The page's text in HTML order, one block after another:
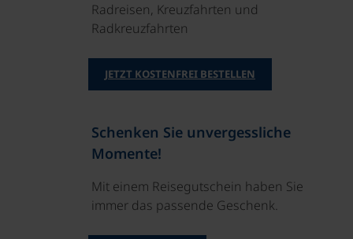
Radreisen, Kreuzfahrten und
Radkreuzfahrten
JETZT KOSTENFREI BESTELLEN
Schenken Sie unvergessliche
Momente!
Mit einem Reisegutschein haben Sie
immer das passende Geschenk.